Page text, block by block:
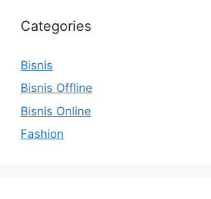
Categories
Bisnis
Bisnis Offline
Bisnis Online
Fashion